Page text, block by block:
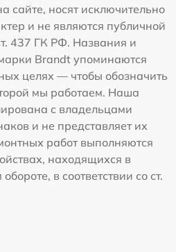
сайте, носят исключительно
и не являются публичной
437 ГК РФ. Названия и
Brandt упоминаются
целях — чтобы обозначить
мы работаем. Наша
с владельцами
и не представляет их
работ выполняются
находящихся в
в соответствии со ст.